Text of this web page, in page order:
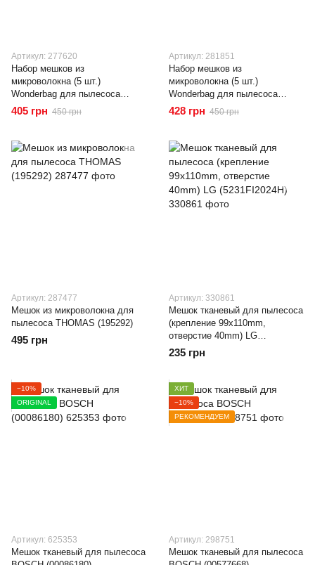
Артикул: 277620
Набор мешков из
микроволокна (5 шт.)
Wonderbag для пылесоса
ROWENTA (WB305120)
405 грн 450 грн
Артикул: 281851
Набор мешков из
микроволокна (5 шт.)
Wonderbag для пылесоса
ROWENTA (WB305140)
428 грн 450 грн
Артикул: 287477
Мешок из микроволокна для
пылесоса THOMAS (195292)
495 грн
Артикул: 330861
Мешок тканевый для пылесоса
(крепление 99x110mm,
отверстие 40mm) LG
(5231FI2024H)
235 грн
−10%
ORIGINAL
Артикул: 625353
Мешок тканевый для пылесоса
ХИТ
−10%
РЕКОМЕНДУЕМ
Артикул: 298751
Мешок тканевый для пылесоса